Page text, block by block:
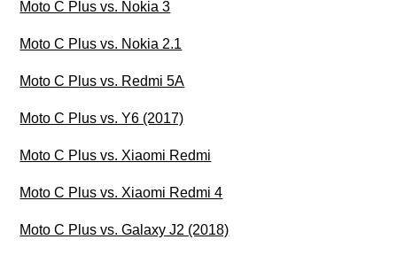
Moto C Plus vs. Nokia 3
Moto C Plus vs. Nokia 2.1
Moto C Plus vs. Redmi 5A
Moto C Plus vs. Y6 (2017)
Moto C Plus vs. Xiaomi Redmi
Moto C Plus vs. Xiaomi Redmi 4
Moto C Plus vs. Galaxy J2 (2018)